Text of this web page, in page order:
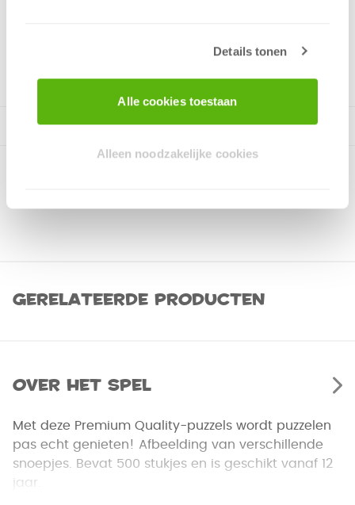
Details tonen
Alle cookies toestaan
Alleen noodzakelijke cookies
Gerelateerde producten
Over het spel
Met deze Premium Quality-puzzels wordt puzzelen
pas echt genieten! Afbeelding van verschillende
snoepjes. Bevat 500 stukjes en is geschikt vanaf 12
jaar.